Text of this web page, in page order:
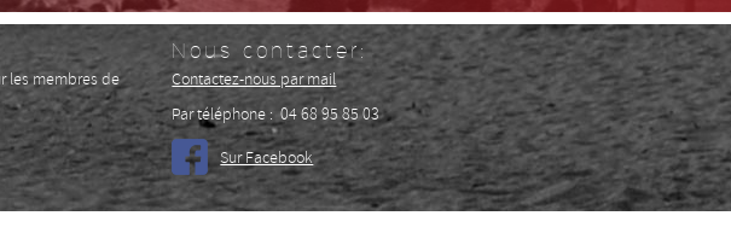
les membres de
Nous contacter:
Contactez-nous par mail
Par téléphone : 04 68 95 85 03
Sur Facebook